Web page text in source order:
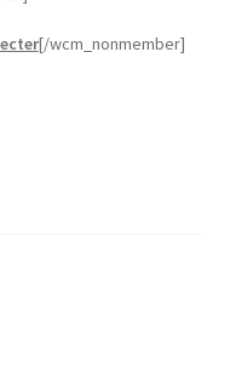
[/wcm_nonmember]